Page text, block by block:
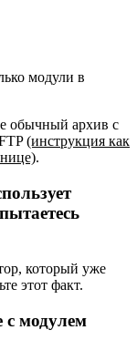
модули в
обычный архив с
(инструкция как
.
который уже
этот факт.
с модулем